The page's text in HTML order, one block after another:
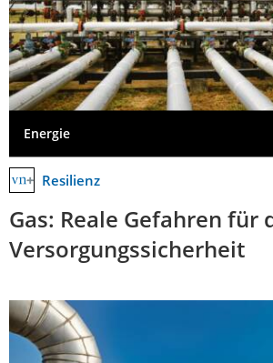
Energie
Resilienz
Gas: Reale Gefahren für
Versorgungssicherheit